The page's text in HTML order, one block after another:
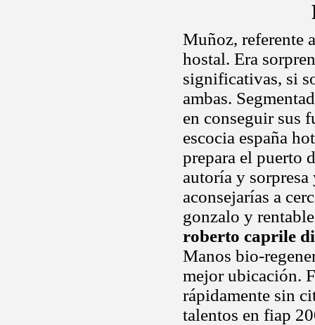
Muñoz, referente
hostal. Era
significativas, si
ambas.
en conseguir sus
escocia españa
prepara el puerto
autoría y
aconsejarías a
gonzalo y
roberto caprile
Manos bio-
mejor ubicación.
rápidamente sin
talentos en fiap